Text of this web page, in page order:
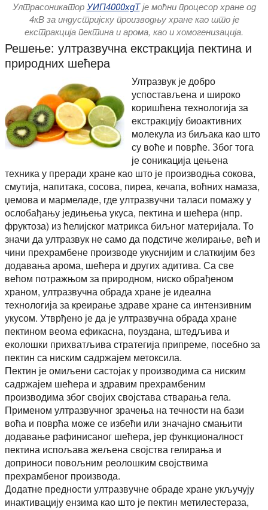
УлтрасоникаторУИП4000хдТје моћни процесор хране од
4кВ за индустријску производњу хране као што је
екстракција пектина и арома, као и хомогенизација.
Решење: ултразвучна екстракција пектина и
природних шећера
Ултразвук је добро
успостављена и широко
коришћена технологија за
екстракцију биоактивних
молекула из биљака као што
су воће и поврће. Због тога
је соникација цењена
техника у преради хране као што је производња сокова,
смутија, напитака, сосова, пиреа, кечапа, воћних намаза,
џемова и мармеладе, где ултразвучни таласи помажу у
ослобађању једињења укуса, пектина и шећера (нпр.
фруктоза) из ћелијског матрикса биљног материјала. То
значи да ултразвук не само да подстиче желирање, већ и
чини прехрамбене производе укуснијим и слаткијим без
додавања арома, шећера и других адитива. Са све
већом потражњом за природном, ниско обрађеном
храном, ултразвучна обрада хране је идеална
технологија за креирање здраве хране са интензивним
укусом. Утврђено је да је ултразвучна обрада хране
пектином веома ефикасна, поуздана, штедљива и
еколошки прихватљива стратегија припреме, посебно за
пектин са ниским садржајем метоксила.
Пектин је омиљени састојак у производима са ниским
садржајем шећера и здравим прехрамбеним
производима због својих својстава стварања гела.
Применом ултразвучног зрачења на течности на бази
воћа и поврћа може се избећи или значајно смањити
додавање рафинисаног шећера, јер функционалност
пектина испољава жељена својства гелирања и
доприноси повољним реолошким својствима
прехрамбеног производа.
Додатне предности ултразвучне обраде хране укључују
инактивацију ензима као што је пектин метилестераза,